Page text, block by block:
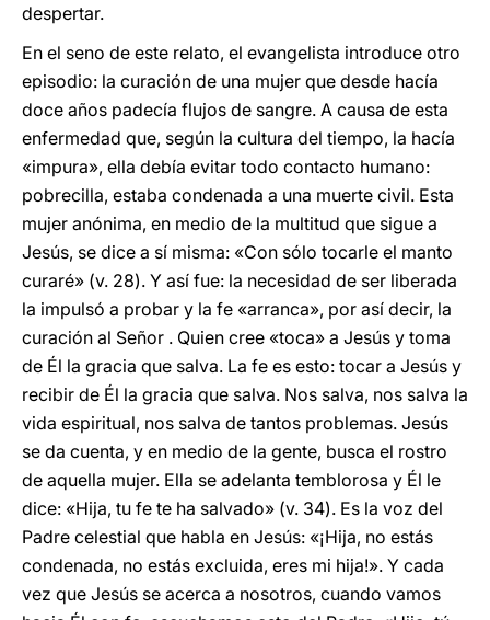
despertar.
En el seno de este relato, el evangelista introduce otro
episodio: la curación de una mujer que desde hacía
doce años padecía flujos de sangre. A causa de esta
enfermedad que, según la cultura del tiempo, la hacía
«impura», ella debía evitar todo contacto humano:
pobrecilla, estaba condenada a una muerte civil. Esta
mujer anónima, en medio de la multitud que sigue a
Jesús, se dice a sí misma: «Con sólo tocarle el manto
curaré» (v. 28). Y así fue: la necesidad de ser liberada
la impulsó a probar y la fe «arranca», por así decir, la
curación al Señor . Quien cree «toca» a Jesús y toma
de Él la gracia que salva. La fe es esto: tocar a Jesús y
recibir de Él la gracia que salva. Nos salva, nos salva la
vida espiritual, nos salva de tantos problemas. Jesús
se da cuenta, y en medio de la gente, busca el rostro
de aquella mujer. Ella se adelanta temblorosa y Él le
dice: «Hija, tu fe te ha salvado» (v. 34). Es la voz del
Padre celestial que habla en Jesús: «¡Hija, no estás
condenada, no estás excluida, eres mi hija!». Y cada
vez que Jesús se acerca a nosotros, cuando vamos